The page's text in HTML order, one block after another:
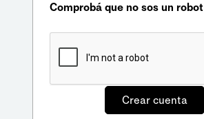
Comprobá que no sos un robot